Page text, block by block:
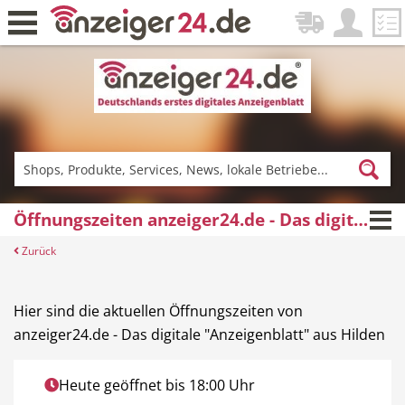
Zurück
Fitness & Sport Einkaufen
Restaurant Hotel
Zurück
Öffnungszeiten anzeiger24.de - Das digitale "Anzeigenblatt"
Hier sind die aktuellen Öffnungszeiten von
anzeiger24.de - Das digitale "Anzeigenblatt" aus Hilden
Heute geöffnet bis 18:00 Uhr